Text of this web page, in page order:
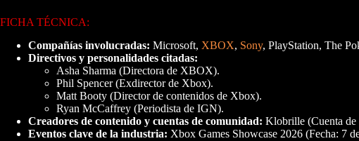
FICHA TÉCNICA:
Compañías involucradas: Microsoft, XBOX, Sony, PlayStation, The
Directivos y personalidades citadas:
Asha Sharma (Directora de XBOX).
Phil Spencer (Exdirector de Xbox).
Matt Booty (Director de contenidos de Xbox).
Ryan McCaffrey (Periodista de IGN).
Creadores de contenido y cuentas de comunidad: Klobrille (Cuenta
Eventos clave de la industria: Xbox Games Showcase 2026 (Fecha: 7